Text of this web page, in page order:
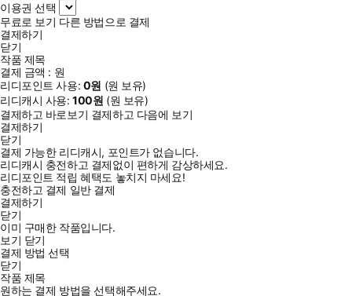
이용권 선택
무료로 보기 다른 방법으로 결제
결제하기
닫기
작품 제목
결제 금액 : 원
리디포인트 사용: 0원 (원 보유)
리디캐시 사용:100원 (원 보유)
결제하고 바로보기 결제하고 다음에 보기
결제하기
닫기
결제 가능한 리디캐시, 포인트가 없습니다.
리디캐시 충전하고 결제없이 편하게 감상하세요.
리디포인트 적립 혜택도 놓치지 마세요!
충전하고 결제 일반 결제
결제하기
닫기
이미 구매한 작품입니다.
보기 닫기
결제 방법 선택
닫기
작품 제목
원하는 결제 방법을 선택해주세요.